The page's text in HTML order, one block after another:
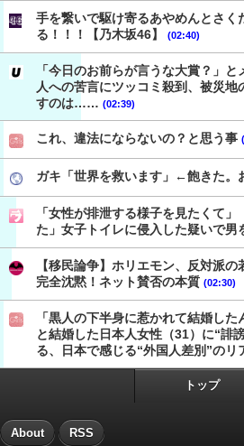
手を繋いで駆け寄るあやめんとさく
る！！！【乃木坂46】
(02:40)
「今日のお前らが言うな大賞？」
人への苦言にツッコミ殺到、被災地
すのは…… (02:39)
これ、違法にならないの？と思う事
ガキ「世界を救います」←飽きた。
「女性が排泄する様子を見たくて
た」女子トイレに侵入した疑いで男
【移民論争】ホリエモン、反対派
完全沈黙！ネット賛否の本質 (02:30)
「黒人の下半身に惹かれて結婚し
と結婚した日本人女性（31）に“誹
る、日本で感じる“外国人差別”のリ
トップ
About RSS